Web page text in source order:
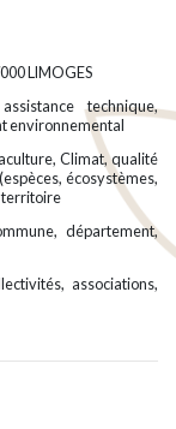
LIMOGES
technique,
environnemental
Climat, qualité
écosystèmes,
territoire
département,
associations,